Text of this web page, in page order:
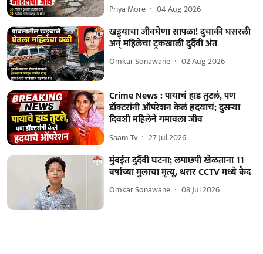
Priya More 04 Aug 2026
खड्ड्याचा जीवघेणा सापळा! दुचाकी घसरली
अन् महिलेचा ट्रकखाली दुर्दैवी अंत
Omkar Sonawane 02 Aug 2026
Crime News : पायाचं हाड तुटलं, पण
डॉक्टरांनी ऑपरेशन केलं हृदयाचं; दुसऱ्या
दिवशी महिलेने गमावला जीव
Saam Tv 27 Jul 2026
मुंबईत दुर्दैवी घटना; लपाछपी खेळताना 11
वर्षांच्या मुलाचा मृत्यू, थरार CCTV मध्ये कैद
Omkar Sonawane 08 Jul 2026